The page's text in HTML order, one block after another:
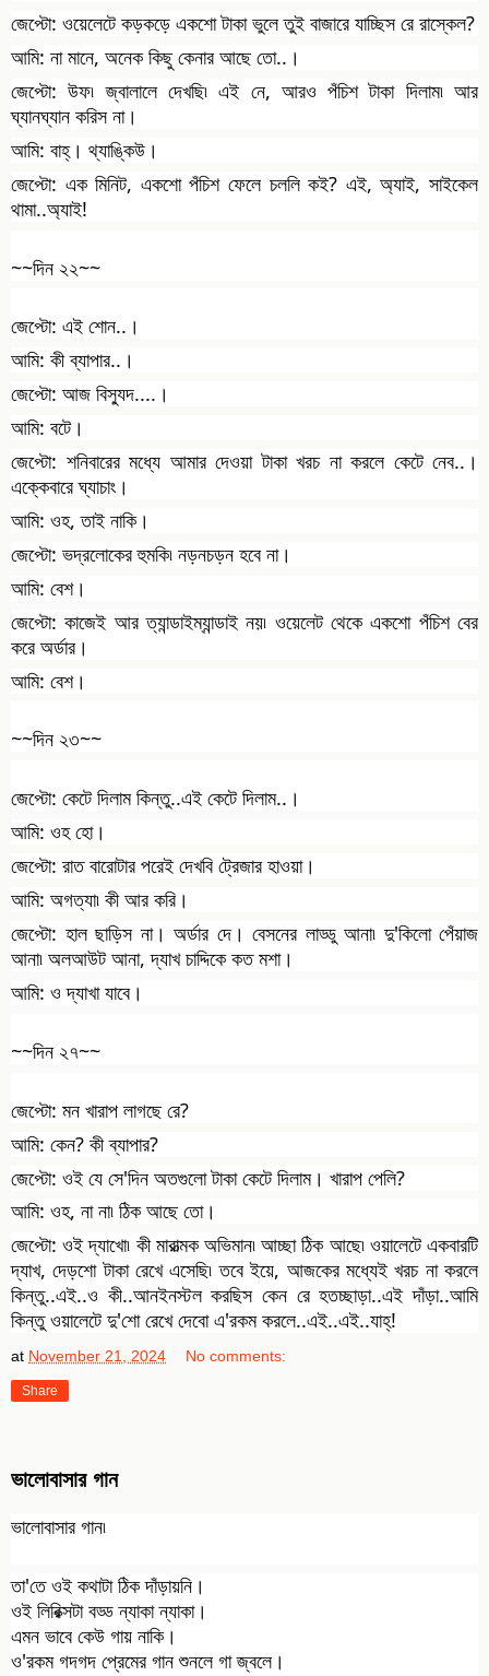
জেপ্টো: ওয়েলেটে কড়কড়ে একশো টাকা ভুলে তুই বাজারে যাচ্ছিস রে রাস্কেল?
আমি: না মানে, অনেক কিছু কেনার আছে তো..।
জেপ্টো: উফ৷ জ্বালালে দেখছি৷ এই নে, আরও পঁচিশ টাকা দিলাম৷ আর
ঘ্যানঘ্যান করিস না।
আমি: বাহ্‌। থ্যাঙ্কিউ।
জেপ্টো: এক মিনিট, একশো পঁচিশ ফেলে চললি কই? এই, অ্যাই, সাইকেল
থামা..অ্যাই!
~~দিন ২২~~
জেপ্টো: এই শোন..।
আমি: কী ব্যাপার..।
জেপ্টো: আজ বিস্যুদ....।
আমি: বটে।
জেপ্টো: শনিবারের মধ্যে আমার দেওয়া টাকা খরচ না করলে কেটে নেব..।
এক্কেবারে ঘ্যাচাং।
আমি: ওহ, তাই নাকি।
জেপ্টো: ভদ্রলোকের হুমকি৷ নড়নচড়ন হবে না।
আমি: বেশ।
জেপ্টো: কাজেই আর ত্যান্ডাইম্যান্ডাই নয়৷ ওয়েলেট থেকে একশো পঁচিশ বের
করে অর্ডার।
আমি: বেশ।
~~দিন ২৩~~
জেপ্টো: কেটে দিলাম কিন্তু..এই কেটে দিলাম..।
আমি: ওহ হো।
জেপ্টো: রাত বারোটার পরেই দেখবি ট্রেজার হাওয়া।
আমি: অগত্যা৷ কী আর করি।
জেপ্টো: হাল ছাড়িস না। অর্ডার দে। বেসনের লাড্ডু আনা৷ দু'কিলো পেঁয়াজ
আনা৷ অলআউট আনা, দ্যাখ চাদ্দিকে কত মশা।
আমি: ও দ্যাখা যাবে।
~~দিন ২৭~~
জেপ্টো: মন খারাপ লাগছে রে?
আমি: কেন? কী ব্যাপার?
জেপ্টো: ওই যে সে'দিন অতগুলো টাকা কেটে দিলাম। খারাপ পেলি?
আমি: ওহ, না না৷ ঠিক আছে তো।
জেপ্টো: ওই দ্যাখো৷ কী মারাত্মক অভিমান৷ আচ্ছা ঠিক আছে৷ ওয়ালেটে একবারটি
দ্যাখ, দেড়শো টাকা রেখে এসেছি৷ তবে ইয়ে, আজকের মধ্যেই খরচ না করলে
কিন্তু..এই..ও কী..আনইনস্টল করছিস কেন রে হতচ্ছাড়া..এই দাঁড়া..আমি
কিন্তু ওয়ালেটে দু'শো রেখে দেবো এ'রকম করলে..এই..এই..যাহ্‌!
at November 21, 2024 No comments:
Share
ভালোবাসার গান
ভালোবাসার গান৷
তা'তে ওই কথাটা ঠিক দাঁড়ায়নি।
ওই লিরিক্সটা বড্ড ন্যাকা ন্যাকা।
এমন ভাবে কেউ গায় নাকি।
ও'রকম গদগদ প্রেমের গান শুনলে গা জ্বলে।